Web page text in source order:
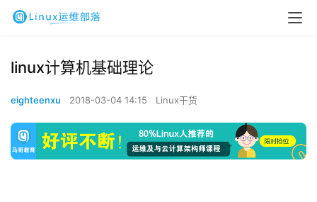
linux计算机基础理论
eighteenxu 2018-03-04 14:15 Linux干货